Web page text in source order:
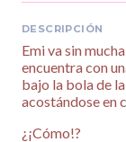
DESCRIPCIÓN
Emi va sin
encuentra con
bajo la bola de
acostándose en
¿¡Cómo!?